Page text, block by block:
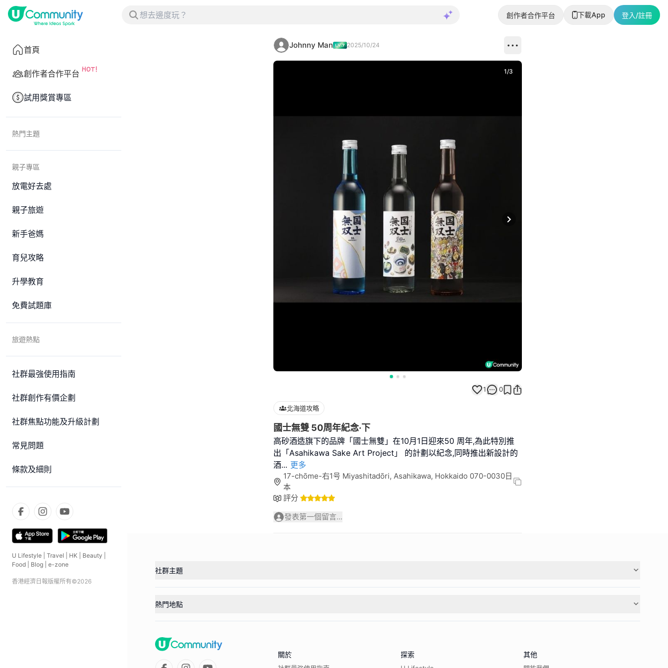
創作者合作平台 下載App 登入/註冊
首頁
創作者合作平台
試用獎賞專區
熱門主題
親子專區
放電好去處
親子旅遊
新手爸媽
育兒攻略
升學教育
免費試題庫
旅遊熱點
社群最強使用指南
社群創作有價企劃
社群焦點功能及升級計劃
常見問題
條款及細則
U Lifestyle Travel HK Beauty
Food
Blog e-zone
香港經濟日報版權所有©2026
Johnny Man 2025/10/24
Next slide
1/3
1 0
北海道攻略
國士無雙 50周年紀念·下
高砂酒造旗下的品牌「國士無雙」在10月1日迎來50 周年,為此特別推
出「Asahikawa Sake Art Project」 的計劃以紀念,同時推出新設計的
酒... 更多
17-chōme-右1号 Miyashitadōri, Asahikawa, Hokkaido 070-0030日
本
評分
發表第一個留言...
社群主題
熱門地點
關於 探索 其他